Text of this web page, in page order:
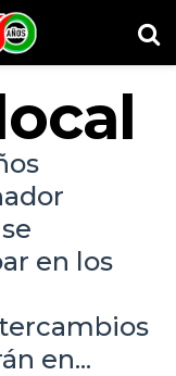
en los
en...